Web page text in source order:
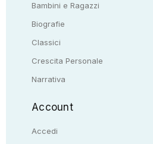
Bambini e Ragazzi
Biografie
Classici
Crescita Personale
Narrativa
Account
Accedi